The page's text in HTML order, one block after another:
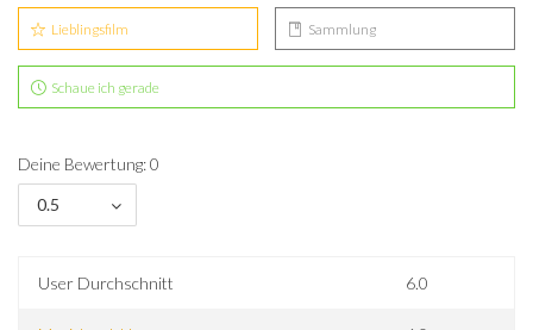
Lieblingsfilm Sammlung
Schaue ich gerade
Deine Bewertung: 0
0.5
User Durchschnitt 6.0